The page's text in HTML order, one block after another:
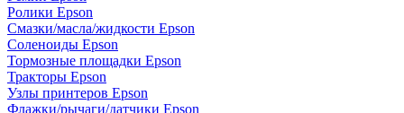
Ролики Epson
Смазки/масла/жидкости Epson
Соленоиды Epson
Тормозные площадки Epson
Тракторы Epson
Узлы принтеров Epson
Флажки/рычаги/датчики Epson